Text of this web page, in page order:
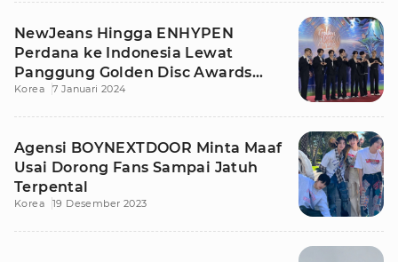
NewJeans Hingga ENHYPEN
Perdana ke Indonesia Lewat
Panggung Golden Disc Awards
2024 Jakarta
Korea 7 Januari 2024
Agensi BOYNEXTDOOR Minta Maaf
Usai Dorong Fans Sampai Jatuh
Terpental
Korea 19 Desember 2023